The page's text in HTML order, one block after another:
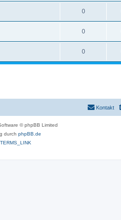
0
0
0
Kontakt
© phpBB Limited
durch phpBB.de
TERMS_LINK